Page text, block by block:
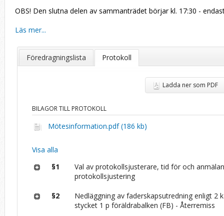
OBS! Den slutna delen av sammanträdet börjar kl. 17:30 -
Läs mer...
Föredragningslista Protokoll
Ladda ner som PDF
BILAGOR TILL PROTOKOLL
Mötesinformation.pdf (186 kb)
Visa alla
§1
Val av protokollsjusterare, tid för och
protokollsjustering
§2
Nedläggning av faderskapsutredning enligt 2
stycket 1 p föräldrabalken (FB) - Återremiss